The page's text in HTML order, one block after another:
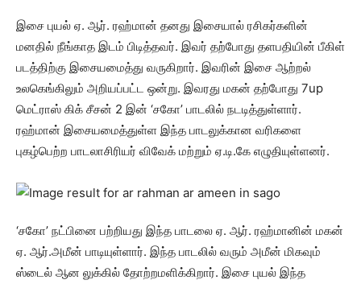
இசை புயல் ஏ. ஆர். ரஹ்மான் தனது இசையால் ரசிகர்களின்
மனதில் நீங்காத இடம் பிடித்தவர். இவர் தற்போது தளபதியின் பீகிள்
படத்திற்கு இசையமைத்து வருகிறார். இவரின் இசை ஆற்றல்
உலகெங்கிலும் அறியப்பட்ட ஒன்று. இவரது மகன் தற்போது 7up
மெட்ராஸ் கிக் சீசன் 2 இன் ‘சகோ’ பாடலில் நடடித்துள்ளார்.
ரஹ்மான் இசையமைத்துள்ள இந்த பாடலுக்கான வரிகளை
புகழ்பெற்ற பாடலாசிரியர் விவேக் மற்றும் ஏ.டி.கே எழுதியுள்ளனர்.
‘சகோ’ நட்பினை பற்றியது இந்த பாடலை ஏ. ஆர். ரஹ்மானின் மகன்
ஏ. ஆர்.அமீன் பாடியுள்ளார். இந்த பாடலில் வரும் அமீன் மிகவும்
ஸ்டைல் ஆன லுக்கில் தோற்றமளிக்கிறார். இசை புயல் இந்த